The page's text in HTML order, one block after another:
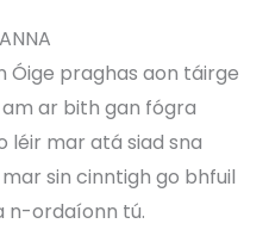
Óige praghas aon táirge
ar bith gan fógra
léir mar atá siad sna
sin cinntigh go bhfuil
n-ordaíonn tú.